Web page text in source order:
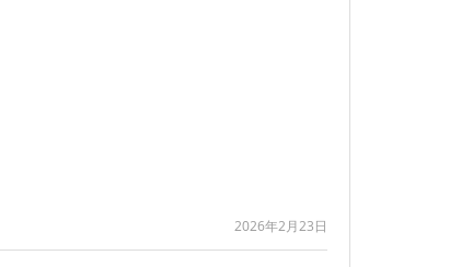
2026年2月23日